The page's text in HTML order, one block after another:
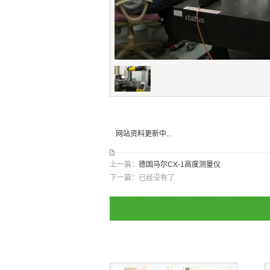
网站资料更新中...
上一篇： 德国马尔CX-1高度测量仪
下一篇：已经没有了